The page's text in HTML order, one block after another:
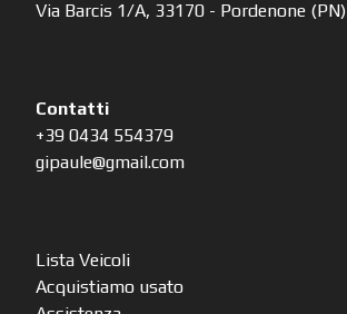
Via Barcis 1/A, 33170 - Pordenone (PN)
Contatti
+39 0434 554379
gipaule@gmail.com
Lista Veicoli
Acquistiamo usato